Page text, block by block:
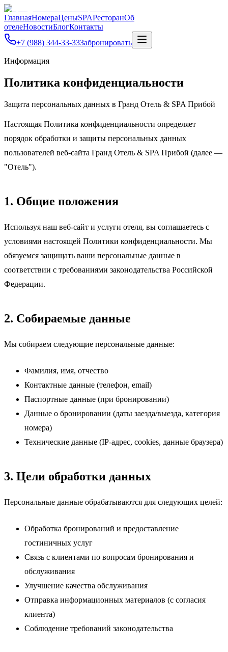
ГлавнаяНомераЦеныSPAРесторанОб
отелеНовостиБлогКонтакты
+7 (988) 344-33-33Забронировать
Информация
Политика конфиденциальности
Защита персональных данных в Гранд Отель & SPA Прибой
Настоящая Политика конфиденциальности определяет
порядок обработки и защиты персональных данных
пользователей веб-сайта Гранд Отель & SPA Прибой (далее —
"Отель").
1. Общие положения
Используя наш веб-сайт и услуги отеля, вы соглашаетесь с
условиями настоящей Политики конфиденциальности. Мы
обязуемся защищать ваши персональные данные в
соответствии с требованиями законодательства Российской
Федерации.
2. Собираемые данные
Мы собираем следующие персональные данные:
Фамилия, имя, отчество
Контактные данные (телефон, email)
Паспортные данные (при бронировании)
Данные о бронировании (даты заезда/выезда, категория
номера)
Технические данные (IP-адрес, cookies, данные браузера)
3. Цели обработки данных
Персональные данные обрабатываются для следующих целей:
Обработка бронирований и предоставление
гостиничных услуг
Связь с клиентами по вопросам бронирования и
обслуживания
Улучшение качества обслуживания
Отправка информационных материалов (с согласия
клиента)
Соблюдение требований законодательства